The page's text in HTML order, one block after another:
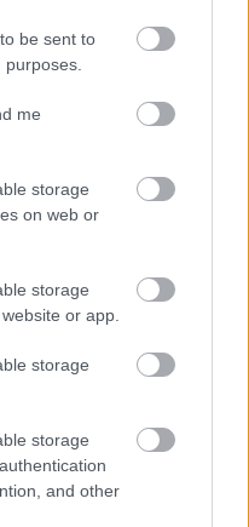
be sent to
me
storage
on web or
storage
or app.
storage
storage
and other
és a Bukaresti
alkalmából
című könyvet
szervezők a
ezért
A Codex
etnojazz